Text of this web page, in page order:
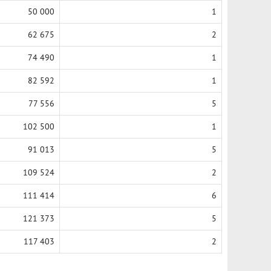
50 000 1
62 675 2
74 490 1
82 592 1
77 556 5
102 500 1
91 013 5
109 524 2
111 414 6
121 373 5
117 403 2